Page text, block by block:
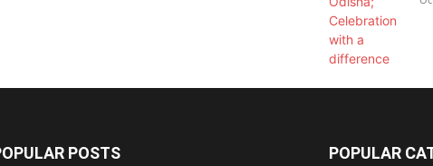
POSTS POPULAR